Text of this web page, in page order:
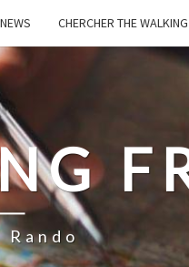
NEWS CHERCHER THE
Rando